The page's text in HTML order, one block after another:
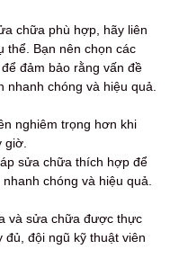
chữa phù hợp, hãy liên
thể. Bạn nên chọn các
đảm bảo rằng vấn đề
chóng và hiệu quả.
nghiêm trọng hơn khi
giờ.
sửa chữa thích hợp để
chóng và hiệu quả.
và sửa chữa được thực
đủ, đội ngũ kỹ thuật viên